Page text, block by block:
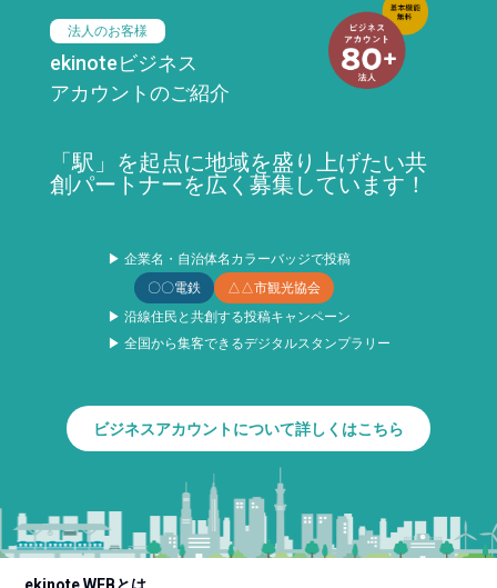
法人のお客様
ekinoteビジネス
アカウントのご紹介
「駅」を起点に地域を盛り上げたい共
創パートナーを広く募集しています！
▶ 企業名・自治体名カラーバッジで投稿
〇〇電鉄
△△市観光協会
▶ 沿線住民と共創する投稿キャンペーン
▶ 全国から集客できるデジタルスタンプラリー
ビジネスアカウントについて詳しくはこちら